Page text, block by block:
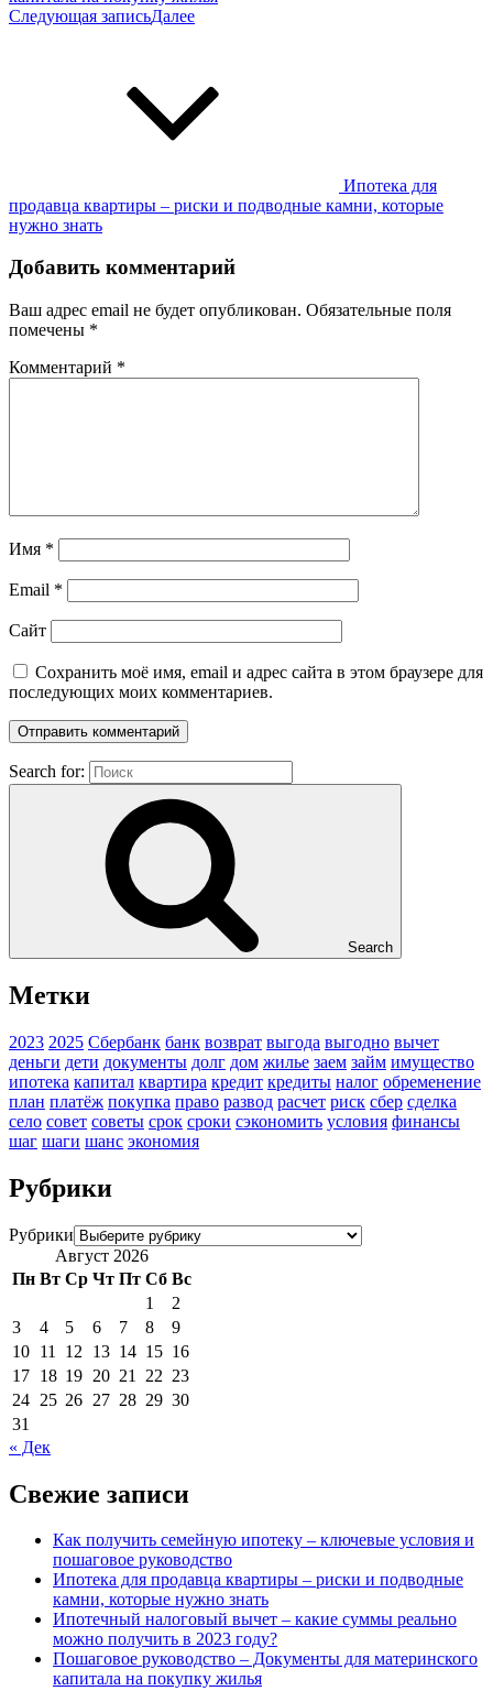
Следующая записьДалее
Ипотека для
продавца квартиры – риски и подводные камни, которые
нужно знать
Добавить комментарий
Ваш адрес email не будет опубликован. Обязательные поля
помечены *
Комментарий *
Имя *
Email *
Сайт
Сохранить моё имя, email и адрес сайта в этом браузере для
последующих моих комментариев.
Search for:
Search
Метки
2023 2025 Сбербанк банк возврат выгода выгодно вычет
деньги дети документы долг дом жилье заем займ имущество
ипотека капитал квартира кредит кредиты налог обременение
план платёж покупка право развод расчет риск сбер сделка
село совет советы срок сроки сэкономить условия финансы
шаг шаги шанс экономия
Рубрики
Рубрики
Август 2026
Пн Вт Ср Чт Пт Сб Вс
1
2
3
4 5 6 7 8
9
10 11 12 13 14 15 16
17 18 19 20 21 22 23
24 25 26 27 28 29 30
31
« Дек
Свежие записи
Как получить семейную ипотеку – ключевые условия и
пошаговое руководство
Ипотека для продавца квартиры – риски и подводные
камни, которые нужно знать
Ипотечный налоговый вычет – какие суммы реально
можно получить в 2023 году?
Пошаговое руководство – Документы для материнского
капитала на покупку жилья